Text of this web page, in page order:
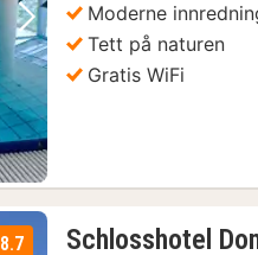
Neste bilde
Moderne
Tett på naturen
Gratis WiFi
8.7 Schlosshotel